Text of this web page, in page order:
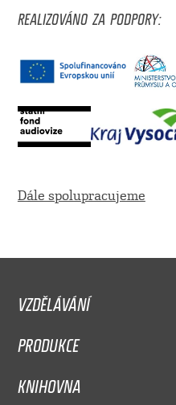
REALIZOVÁNO ZA PODPORY:
Dále spolupracujeme
VZDĚLÁVÁNÍ
PRODUKCE
KNIHOVNA